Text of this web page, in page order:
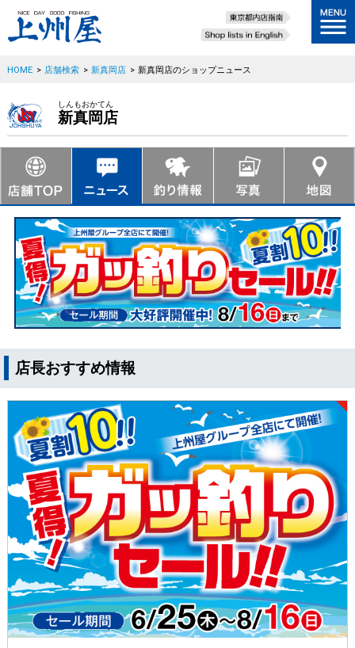
HOME > 店舗検索 > 新真岡店 > 新真岡店のショップニュース
しんもおかてん
新真岡店
店長おすすめ情報